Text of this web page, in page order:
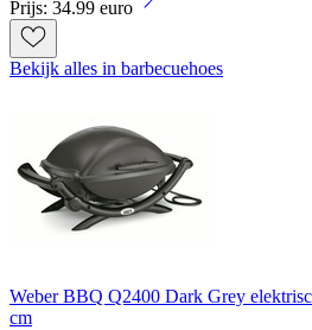
Prijs: 34.99 euro
Bekijk alles in barbecuehoes
Weber BBQ Q2400 Dark Grey
cm